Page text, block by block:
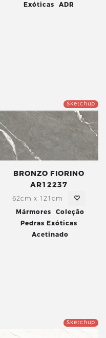
Exóticas
ADR
Sketchup
BRONZO FIORINO
AR12237
62cm x 121cm
Mármores
Coleção
Pedras Exóticas
Acetinado
Sketchup